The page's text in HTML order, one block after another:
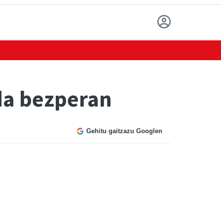
bezperan
Gehitu gaitzazu Googlen